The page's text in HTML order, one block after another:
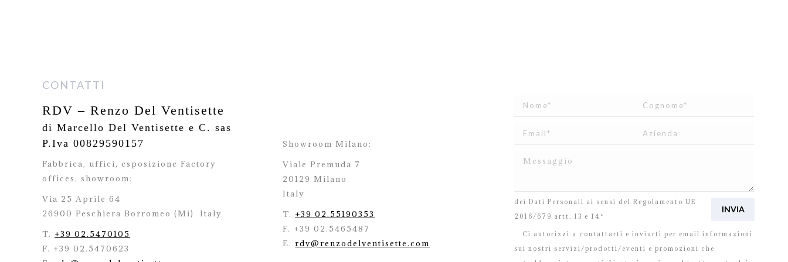
CONTATTI
RDV – Renzo Del Ventisette
di Marcello Del Ventisette e C. sas
P.Iva 00829590157
Fabbrica, uffici, esposizione Factory
offices, showroom:
Via 25 Aprile 64
26900 Peschiera Borromeo (Mi)
Italy
T. +39 02.5470105
F. +39 02.5470623
Showroom Milano:
Viale Premuda 7
20129 Milano
Italy
T. +39 02.55190353
F. +39 02.5465487
E. rdv@renzodelventisette.com
dei Dati Personali ai sensi del Regolamento UE
2016/679 artt. 13 e 14*
Ci autorizzi a contattarti e inviarti per email informazioni
sui nostri servizi/prodotti/eventi e promozioni che